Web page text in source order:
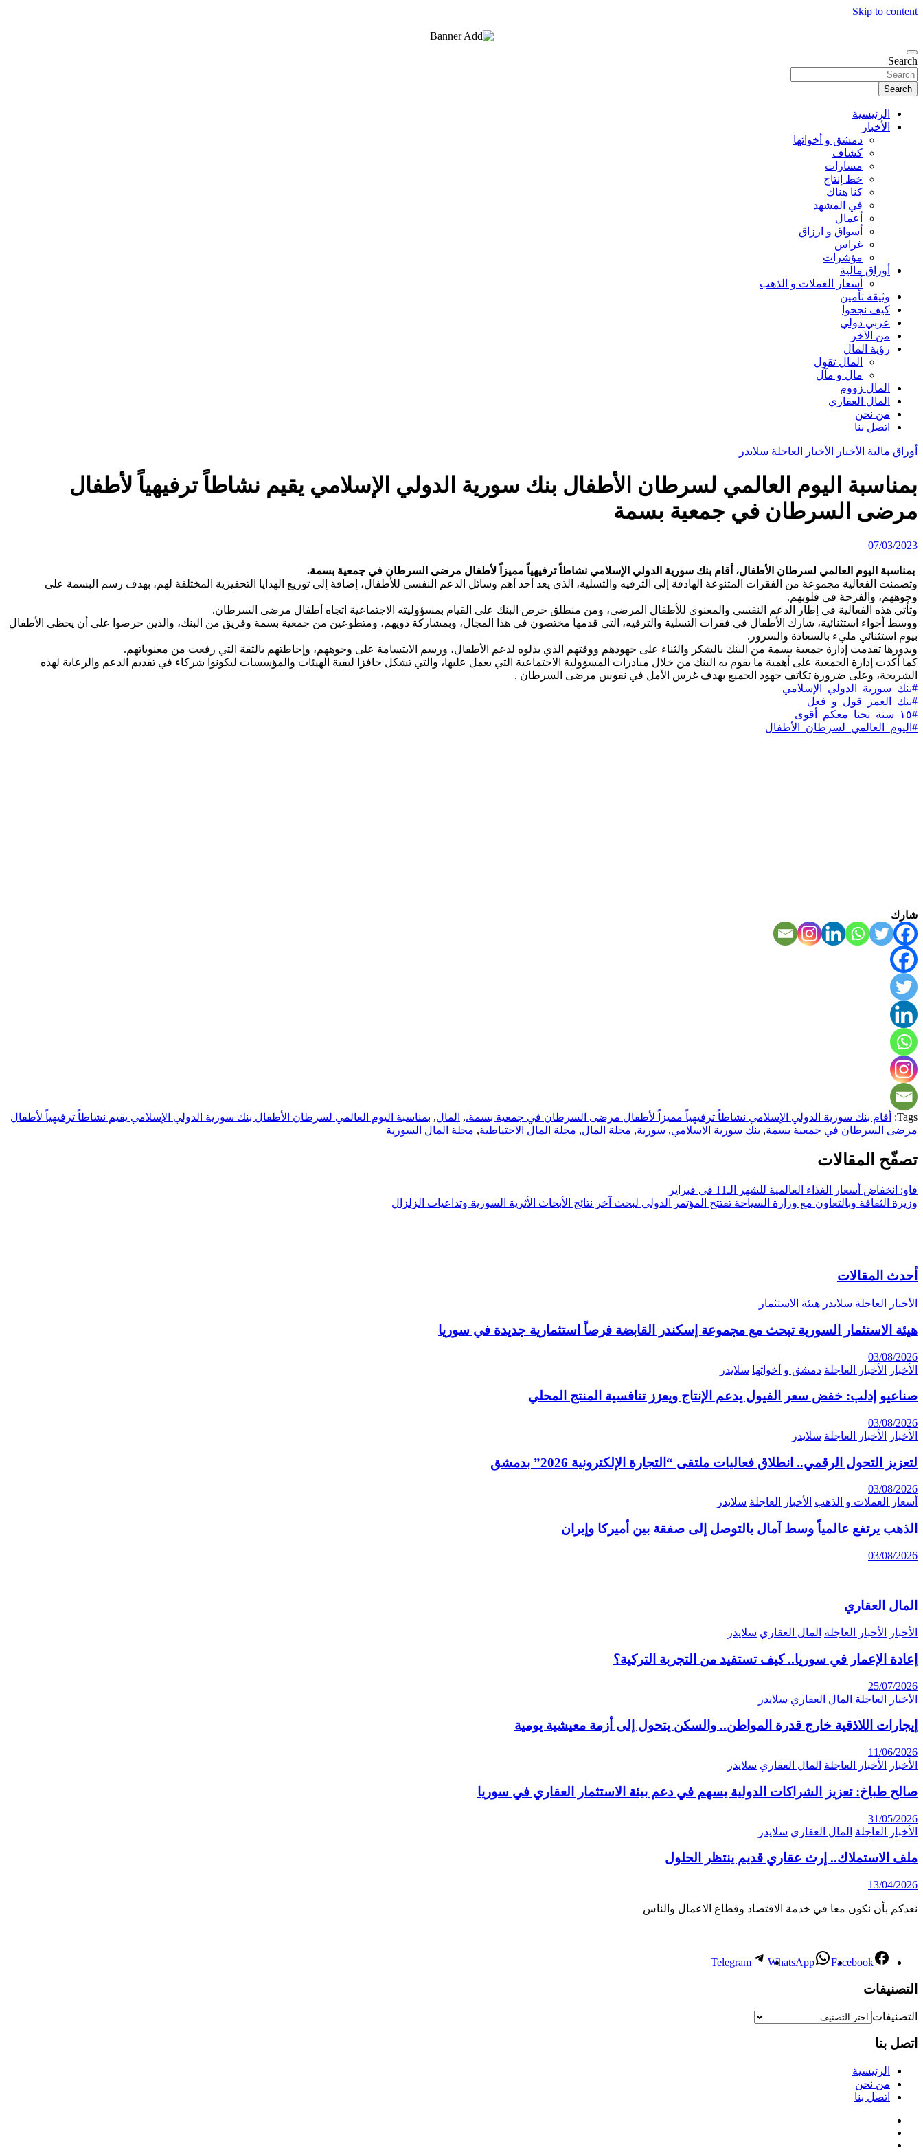
Skip to content
Search
Search
الرئيسية
الأخبار
دمشق و أخواتها
كشاف
مسارات
خط إنتاج
كنا هناك
في المشهد
أعمال
أسواق و ارزاق
غراس
مؤشرات
أوراق مالية
أسعار العملات و الذهب
وثيقة تأمين
كيف نجحوا
عربي دولي
من الآخر
رؤية المال
المال تقول
مال و مآل
المال زووم
المال العقاري
من نحن
اتصل بنا
أوراق مالية الأخبار الأخبار العاجلة سلايدر
بمناسبة اليوم العالمي لسرطان الأطفال بنك سورية الدولي الإسلامي يقيم نشاطاً ترفيهياً لأطفال
مرضى السرطان في جمعية بسمة
07/03/2023
بمناسبة اليوم العالمي لسرطان الأطفال، أقام بنك سورية الدولي الإسلامي نشاطاً ترفيهياً مميزاً لأطفال مرضى السرطان في جمعية بسمة.
وتضمنت الفعالية مجموعة من الفقرات المتنوعة الهادفة إلى الترفيه والتسلية، الذي يعد أحد أهم وسائل الدعم النفسي للأطفال، إضافة إلى توزيع الهدايا التحفيزية المختلفة لهم، بهدف رسم البسمة على
وجوههم، والفرحة في قلوبهم.
وتأتي هذه الفعالية في إطار الدعم النفسي والمعنوي للأطفال المرضى، ومن منطلق حرص البنك على القيام بمسؤوليته الاجتماعية اتجاه أطفال مرضى السرطان.
ووسط أجواء استثنائية، شارك الأطفال في فقرات التسلية والترفيه، التي قدمها مختصون في هذا المجال، وبمشاركة ذويهم، ومتطوعين من جمعية بسمة وفريق من البنك، والذين حرصوا على أن يحظى الأطفال
بيوم استثنائي مليء بالسعادة والسرور.
وبدورها تقدمت إدارة جمعية بسمة من البنك بالشكر والثناء على جهودهم ووقتهم الذي بذلوه لدعم الأطفال، ورسم الابتسامة على وجوههم، وإحاطتهم بالثقة التي رفعت من معنوياتهم.
كما أكدت إدارة الجمعية على أهمية ما يقوم به البنك من خلال مبادرات المسؤولية الاجتماعية التي يعمل عليها، والتي تشكل حافزا لبقية الهيئات والمؤسسات ليكونوا شركاء في تقديم الدعم والرعاية لهذه
الشريحة، وعلى ضرورة تكاتف جهود الجميع بهدف غرس الأمل في نفوس مرضى السرطان .
#بنك_سورية_الدولي_الإسلامي
#بنك_العمر_قول_و_فعل
#١٥_سنة_نحنا_معكم_أقوى
#اليوم_العالمي_لسرطان_الأطفال
شارك
Tags: أقام بنك سورية الدولي الإسلامي نشاطاً ترفيهياً مميزاً لأطفال مرضى السرطان في جمعية بسمة., المال, بمناسبة اليوم العالمي لسرطان الأطفال بنك سورية الدولي الإسلامي يقيم نشاطاً ترفيهياً لأطفال
مرضى السرطان في جمعية بسمة, بنك سورية الاسلامي, سورية, مجلة المال, مجلة المال الاحتياطية, مجلة المال السورية
تصفّح المقالات
فاو: انخفاض أسعار الغذاء العالمية للشهر الـ11 في فبراير
وزيرة الثقافة وبالتعاون مع وزارة السياحة تفتتح المؤتمر الدولي لبحث آخر نتائج الأبحاث الأثرية السورية وتداعيات الزلزال
أحدث المقالات
الأخبار العاجلة سلايدر هيئة الاستثمار
هيئة الاستثمار السورية تبحث مع مجموعة إسكندر القابضة فرصاً استثمارية جديدة في سوريا
03/08/2026
الأخبار
الأخبار العاجلة دمشق و أخواتها سلايدر
صناعيو إدلب: خفض سعر الفيول يدعم الإنتاج ويعزز تنافسية المنتج المحلي
03/08/2026
الأخبار
الأخبار العاجلة سلايدر
لتعزيز التحول الرقمي.. انطلاق فعاليات ملتقى “التجارة الإلكترونية 2026” بدمشق
03/08/2026
أسعار العملات و الذهب الأخبار العاجلة سلايدر
الذهب يرتفع عالمياً وسط آمال بالتوصل إلى صفقة بين أميركا وإيران
03/08/2026
المال العقاري
الأخبار الأخبار العاجلة المال العقاري سلايدر
إعادة الإعمار في سوريا.. كيف تستفيد من التجربة التركية؟
25/07/2026
الأخبار العاجلة المال العقاري سلايدر
إيجارات اللاذقية خارج قدرة المواطن.. والسكن يتحول إلى أزمة معيشية يومية
11/06/2026
الأخبار
الأخبار العاجلة المال العقاري سلايدر
صالح طباخ: تعزيز الشراكات الدولية يسهم في دعم بيئة الاستثمار العقاري في سوريا
31/05/2026
الأخبار العاجلة المال العقاري سلايدر
ملف الاستملاك.. إرث عقاري قديم ينتظر الحلول
13/04/2026
نعدكم بأن نكون معا في خدمة الاقتصاد وقطاع الاعمال والناس
Facebook
WhatsApp
Telegram
التصنيفات
التصنيفات
اتصل بنا
الرئيسية
من نحن
اتصل بنا